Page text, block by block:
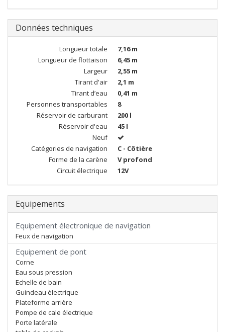
Données techniques
Longueur totale
7,16 m
Longueur de flottaison
6,45 m
Largeur
2,55 m
Tirant d'air
2,1 m
Tirant d’eau
0,41 m
Personnes transportables
8
Réservoir de carburant
200 l
Réservoir d'eau
45 l
Neuf
Catégories de navigation
C - Côtière
Forme de la carène
V profond
Circuit électrique
12V
Equipements
Equipement électronique de navigation
Feux de navigation
Equipement de pont
Corne
Eau sous pression
Echelle de bain
Guindeau électrique
Plateforme arrière
Pompe de cale électrique
Porte latérale